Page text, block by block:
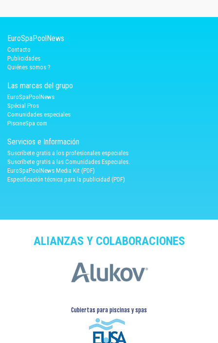
EuroSpaPoolNews
Contacto
Publicidades
Quiénes somos ?
Las marcas del grupo
EuroSpaPoolNews
Spécial Pros
Comunidades especiales
PiscineSpa.com
Servicios e Información
Suscríbete gratis a los profesionales especiales
Suscríbete gratis a las Comunidades Especiales.
EuroSpaPoolNews Media Kit (PDF)
Especificación técnica para la publicidad (PDF)
ALIANZAS Y COLABORACIONES
Cubiertas para piscinas y spas